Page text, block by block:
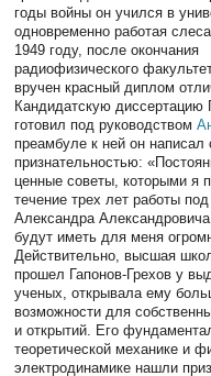
годы войны он учился в
одновременно работая
1949 году, после окончания
радиофизического
вручен красный диплом
Кандидатскую диссертацию
готовил под руководством
преамбуле к ней он написал
признательностью:
ценные советы, которыми я
течение трех лет работы
Александра
будут иметь для меня
Действительно, высшая
прошел Гапонов-Грехов у
ученых, открывала ему
возможности для
и открытий. Его
теоретической механике и
электродинамике нашли